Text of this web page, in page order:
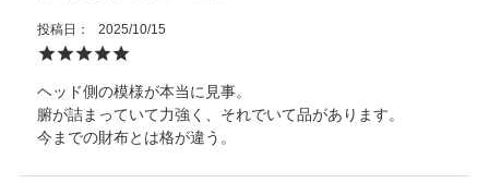
投稿日 2025/10/15
ヘッド側の模様が本当に見事。
腑が詰まっていて力強く、それでいて品があります。
今までの財布とは格が違う。